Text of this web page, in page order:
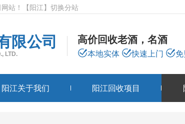
站！ 【阳江】 切换分站
限公司
LTD.
高价回收老酒，名酒
本地实体 快速上门
阳江关于我们 阳江回收项目